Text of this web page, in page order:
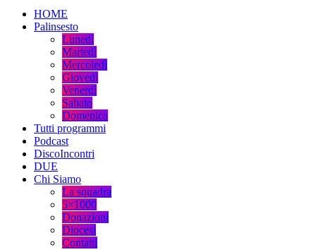
HOME
Palinsesto
Lunedì
Martedì
Mercoledì
Giovedì
Venerdì
Sabato
Domenica
Tutti programmi
Podcast
DiscoIncontri
DUE
Chi Siamo
La squadra
5×1000
Donazioni
Diocesi
Contatti